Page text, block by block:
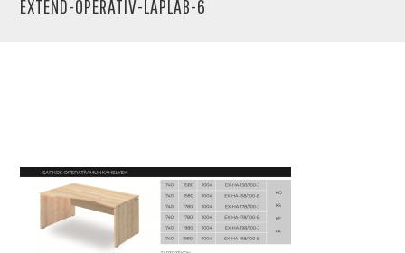
EXTEND-OPERATIV-LAPLAB-6